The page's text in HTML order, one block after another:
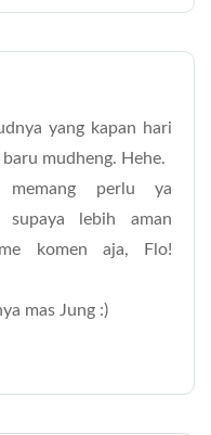
yang kapan hari
mudheng. Hehe.
memang perlu ya
supaya lebih aman
komen aja, Flo!
mas Jung :)